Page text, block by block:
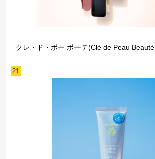
クレ・ド・ポー ボーテ(Clé de Peau Beauté
21